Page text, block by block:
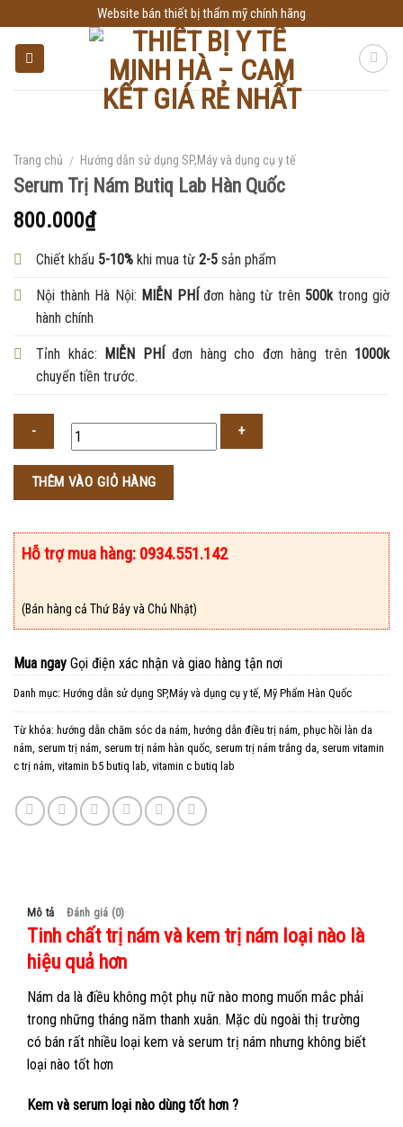
to
content
Website bán thiết bị thẩm mỹ chính hãng
Trang chủ / Hướng dẫn sử dụng SP,Máy và dụng cụ y tế
Serum Trị Nám Butiq Lab Hàn Quốc
800.000₫
Chiết khấu 5-10% khi mua từ 2-5 sản phẩm
Nội thành Hà Nội: MIỄN PHÍđơn hàng từ trên 500k trong giờ
hành chính
Tỉnh khác: MIỄN PHÍđơn hàng cho đơn hàng trên 1000k
chuyển tiền trước.
THÊM VÀO GIỎ HÀNG
Hỗ trợ mua hàng: 0934.551.142
(Bán hàng cả Thứ Bảy và Chủ Nhật)
Mua ngay Gọi điện xác nhận và giao hàng tận nơi
Danh mục: Hướng dẫn sử dụng SP,Máy và dụng cụ y tế, Mỹ Phẩm Hàn Quốc
Từ khóa: hướng dẫn chăm sóc da nám, hướng dẫn điều trị nám, phục hồi làn da
nám, serum trị nám, serum trị nám hàn quốc, serum trị nám trắng da, serum vitamin
c trị nám, vitamin b5 butiq lab, vitamin c butiq lab
Mô tả Đánh giá (0)
Tinh chất trị nám và kem trị nám loại nào là
hiệu quả hơn
Nám da là điều không một phụ nữ nào mong muốn mắc phải
trong những tháng năm thanh xuân. Mặc dù ngoài thị trường
có bán rất nhiều loại kem và serum trị nám nhưng không biết
loại nào tốt hơn
Kem và serum loại nào dùng tốt hơn ?